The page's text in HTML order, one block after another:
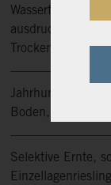
Wasserführung,
ausdrucksstark,
Jahrhunderte
Boden, Wetter,
Selektive Ernte,